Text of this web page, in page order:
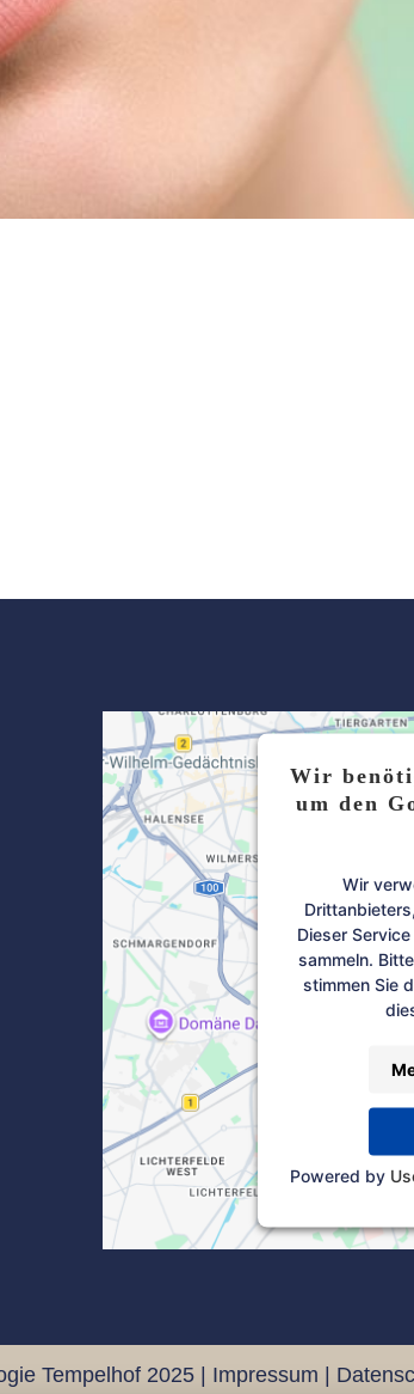
Wir
um den
Wir
Dieser
sammeln.
stimmen Sie
Powered by
Tempelhof 2025 | Impressum